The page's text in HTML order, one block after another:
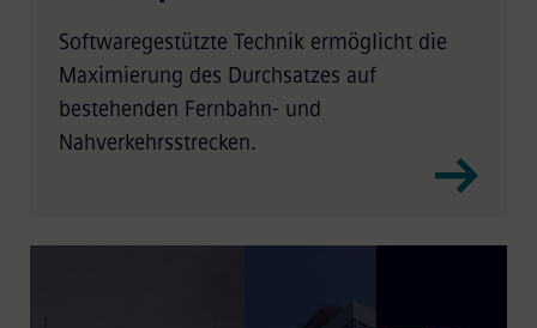
Softwaregestützte Technik ermöglicht die
Maximierung des Durchsatzes auf
bestehenden Fernbahn- und
Nahverkehrsstrecken.